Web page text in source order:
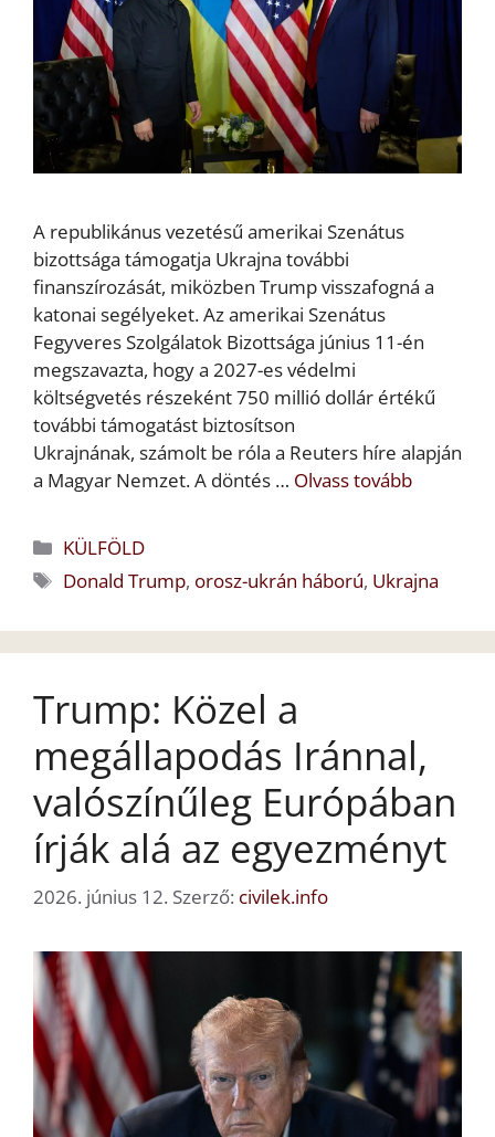
A republikánus vezetésű amerikai Szenátus
bizottsága támogatja Ukrajna további
finanszírozását, miközben Trump visszafogná a
katonai segélyeket. Az amerikai Szenátus
Fegyveres Szolgálatok Bizottsága június 11-én
megszavazta, hogy a 2027-es védelmi
költségvetés részeként 750 millió dollár értékű
további támogatást biztosítson
Ukrajnának, számolt be róla a Reuters híre alapján
a Magyar Nemzet. A döntés … Olvass tovább
Kategória
KÜLFÖLD
Címkék
Donald Trump, orosz-ukrán háború, Ukrajna
Trump: Közel a
megállapodás Iránnal,
valószínűleg Európában
írják alá az egyezményt
2026. június 12. Szerző: civilek.info